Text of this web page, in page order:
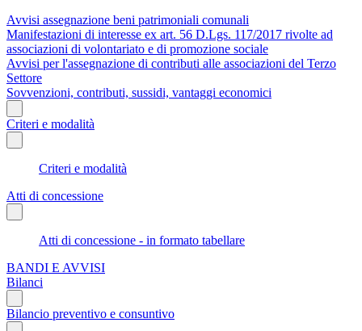
Avvisi assegnazione beni patrimoniali comunali
Manifestazioni di interesse ex art. 56 D.Lgs. 117/2017 rivolte ad
associazioni di volontariato e di promozione sociale
Avvisi per l'assegnazione di contributi alle associazioni del Terzo
Settore
Sovvenzioni, contributi, sussidi, vantaggi economici
Criteri e modalità
Criteri e modalità
Atti di concessione
Atti di concessione - in formato tabellare
BANDI E AVVISI
Bilanci
Bilancio preventivo e consuntivo